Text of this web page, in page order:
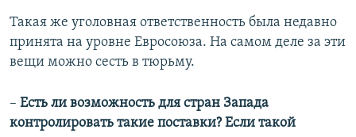
Такая же уголовная ответственность была недавно
принята на уровне Евросоюза. На самом деле за эти
вещи можно сесть в тюрьму.
– Есть ли возможность для стран Запада
контролировать такие поставки? Если такой